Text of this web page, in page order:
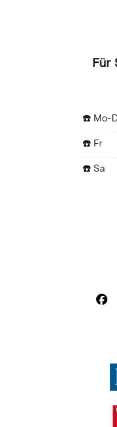
Für
☎️ Mo-
☎️ Fr
☎️ Sa